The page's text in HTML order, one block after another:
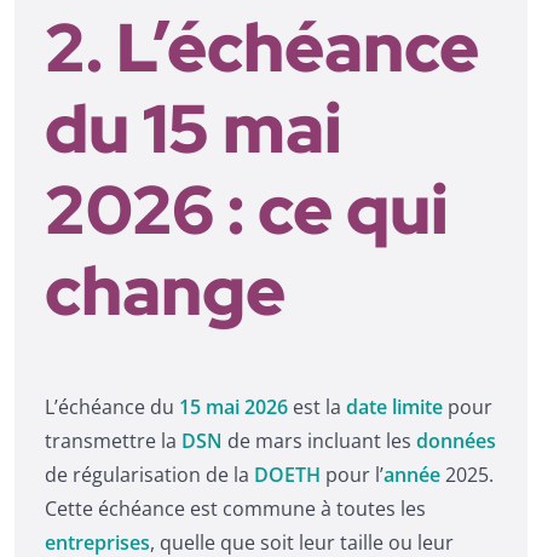
2. L’échéance
du 15 mai
2026 : ce qui
change
L’échéance du 15 mai 2026 est la date limite pour
transmettre la DSN de mars incluant les données
de régularisation de la DOETH pour l’année2025.
Cette échéance est commune à toutes les
entreprises, quelle que soit leur taille ou leur